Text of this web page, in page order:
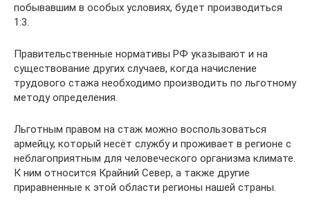
побывавшим в особых условиях, будет производиться
1:3.
Правительственные нормативы РФ указывают и на
существование других случаев, когда начисление
трудового стажа необходимо производить по льготному
методу определения.
Льготным правом на стаж можно воспользоваться
армейцу, который несёт службу и проживает в регионе с
неблагоприятным для человеческого организма климате.
К ним относится Крайний Север, а также другие
приравненные к этой области регионы нашей страны.